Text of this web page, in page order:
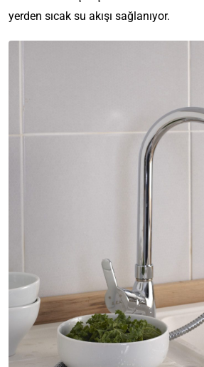
yerden sıcak su akışı sağlanıyor.